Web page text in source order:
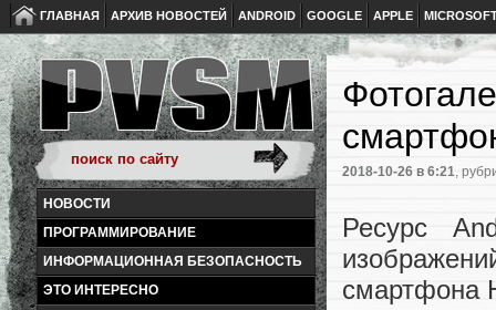
ГЛАВНАЯ АРХИВ НОВОСТЕЙ ANDROID GOOGLE APPLE
НОВОСТИ
ПРОГРАММИРОВАНИЕ
ИНФОРМАЦИОННАЯ БЕЗОПАСНОСТЬ
ЭТО ИНТЕРЕСНО
2018-10-26 в 6:21,
Ресурс
смартфона